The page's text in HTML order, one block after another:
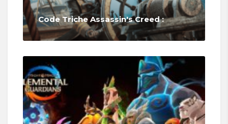
Code Triche Assassin's Creed :